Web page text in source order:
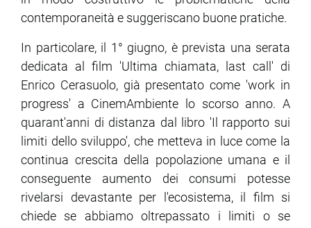
contemporaneità e suggeriscano buone pratiche.
In particolare, il 1° giugno, è prevista una serata
dedicata al film 'Ultima chiamata, last call' di
Enrico Cerasuolo, già presentato come 'work in
progress' a CinemAmbiente lo scorso anno. A
quarant'anni di distanza dal libro 'Il rapporto sui
limiti dello sviluppo', che metteva in luce come la
continua crescita della popolazione umana e il
conseguente aumento dei consumi potesse
rivelarsi devastante per l'ecosistema, il film si
chiede se abbiamo oltrepassato i limiti o se